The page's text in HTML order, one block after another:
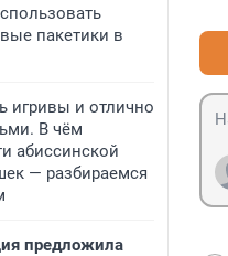
пакетики в
игривы и отлично
В чём
абиссинской
— разбираемся
предложила